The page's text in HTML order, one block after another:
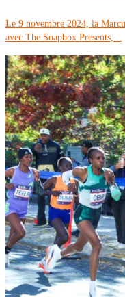
Le 9 novembre 2024, la
avec The Soapbox Presents,...